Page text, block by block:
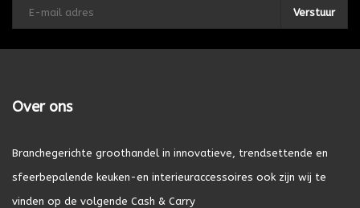
Verstuur
Over ons
Branchegerichte groothandel in innovatieve, trendsettende en
sfeerbepalende keuken-en interieuraccessoires ook zijn wij te
vinden op de volgende Cash & Carry